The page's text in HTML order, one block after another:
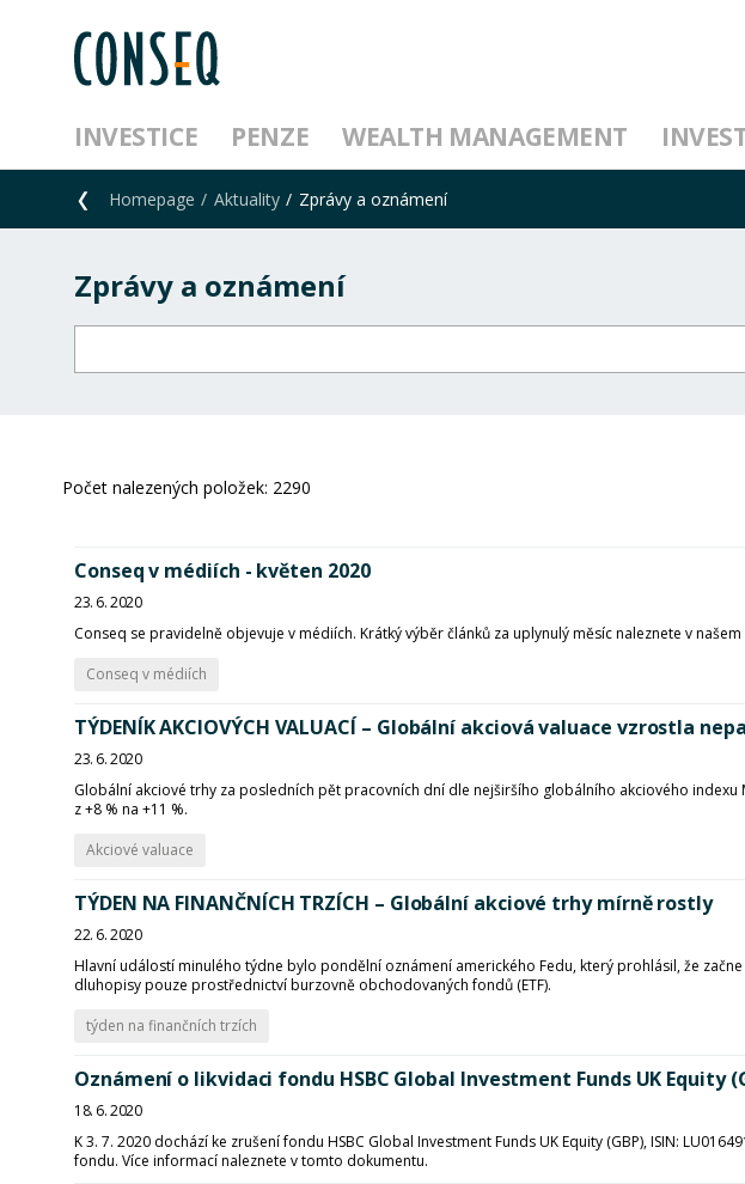
INVESTICE PENZE WEALTH MANAGEMENT
Homepage Aktuality Zprávy a oznámení
Zprávy a oznámení
Počet nalezených položek: 2290
Conseq v médiích - květen 2020
23. 6. 2020
Conseq se pravidelně objevuje v médiích. Krátký výběr článků za uplynulý měsíc naleznete v
Conseq v médiích
TÝDENÍK AKCIOVÝCH VALUACÍ – Globální akciová valuace vzrostla
23. 6. 2020
Globální akciové trhy za posledních pět pracovních dní dle nejširšího globálního akciového
z +8 % na +11 %.
Akciové valuace
TÝDEN NA FINANČNÍCH TRZÍCH – Globální akciové trhy mírně rostly
22. 6. 2020
Hlavní událostí minulého týdne bylo pondělní oznámení amerického Fedu, který prohlásil, že
dluhopisy pouze prostřednictví burzovně obchodovaných fondů (ETF).
týden na finančních trzích
Oznámení o likvidaci fondu HSBC Global Investment Funds UK Equity
18. 6. 2020
K 3. 7. 2020 dochází ke zrušení fondu HSBC Global Investment Funds UK Equity (GBP), ISIN:
fondu. Více informací naleznete v tomto dokumentu.